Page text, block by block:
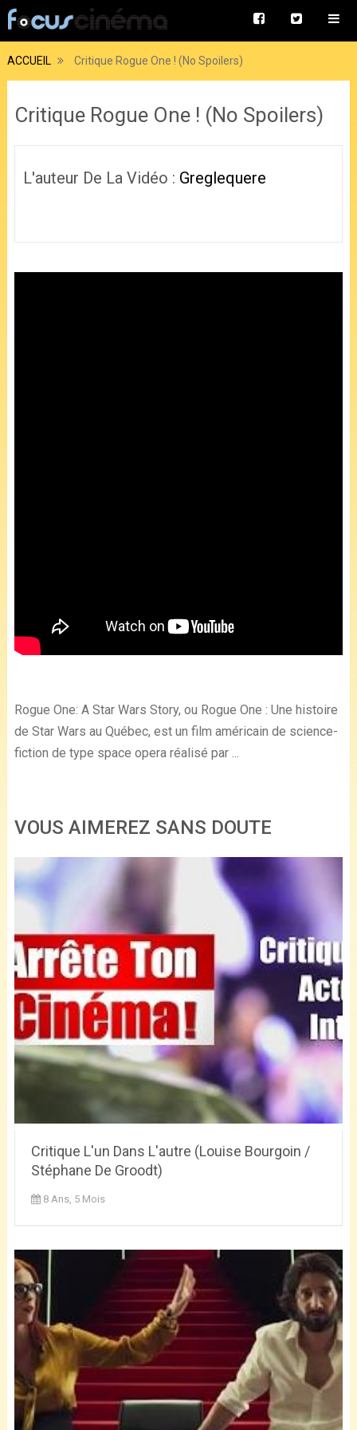
ACCUEIL Critique Rogue One ! (No Spoilers)
Critique Rogue One ! (No Spoilers)
L'auteur De La Vidéo : Greglequere
Rogue One: A Star Wars Story, ou Rogue One : Une histoire
de Star Wars au Québec, est un film américain de science-
fiction de type space opera réalisé par ...
VOUS AIMEREZ SANS DOUTE
Critique L'un Dans L'autre (Louise Bourgoin /
Stéphane De Groodt)
8 Ans, 5 Mois